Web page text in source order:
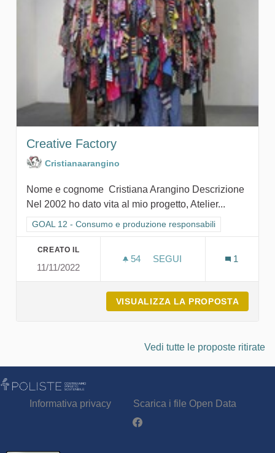
Creative Factory
Cristianaarangino
Nome e cognome Cristiana Arangino Descrizione
Nel 2002 ho dato vita al mio progetto, Atelier...
Filtra i risultati per categoria: GOAL 12 - Consumo e
GOAL 12 - Consumo e produzione responsabili
CREATO IL
11/11/2022
54 54 SOSTENITORI
SEGUI
1
VISUALIZZA LA PROPOSTA
Vedi tutte le proposte ritirate
Informativa privacy
Scarica i file Open Data
Partecipa - Poliste su Facebook